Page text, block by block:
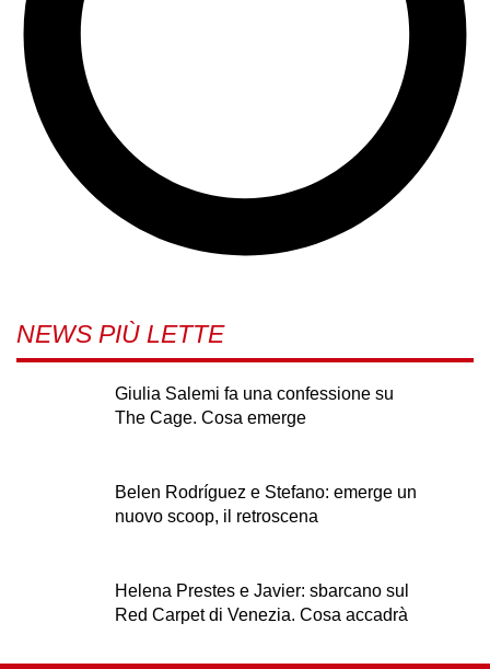
NEWS PIÙ LETTE
Giulia Salemi fa una confessione su
The Cage. Cosa emerge
Belen Rodríguez e Stefano: emerge un
nuovo scoop, il retroscena
Helena Prestes e Javier: sbarcano sul
Red Carpet di Venezia. Cosa accadrà